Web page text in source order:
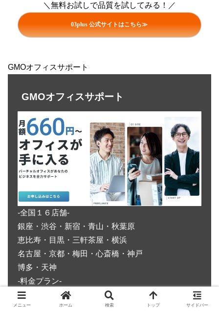
＼無料お試しで品質を試してみる！／
03plus 公式サイトはこちら≫
GMOオフィスサポート
GMOオフィスサポート
-全国１６店舗-
銀座・渋谷・新宿・青山・秋葉原
恵比寿・目黒・三軒茶屋・横浜
名古屋・京都・梅田・心斎橋・神戸
博多・天神
-料金プラン-
・転送なしプラン 660円
・月１転送プラン 1,650円 (月１転送＋登記)
メニュー ホーム 検索 トップ サイドバー